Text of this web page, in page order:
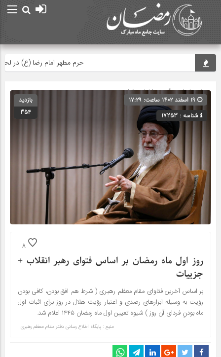
حرم مطهر امام رضا (ع) در لحظه
صفحه اصلی» گروه »اخبار رمضان
شناسه : 17253
بازدید
354
8
روز اول ماه رمضان بر اساس فتوای رهبر انقلاب +
جزییات
بر اساس آخرین فتاوای مقام معظم رهبری ( شرط هم افق بودن، کافی بودن
رؤیت به وسیله ابزارهای رصدی و اعتبار رؤیت هلال در روز برای اثبات اول
ماه بودنِ فردای آن روز ) شیوه تعیین اول ماه رمضان ۱۴۴۵ اعلام شد.
منبع : پایگاه اطلاع رسانی دفتر مقام معظم رهبری